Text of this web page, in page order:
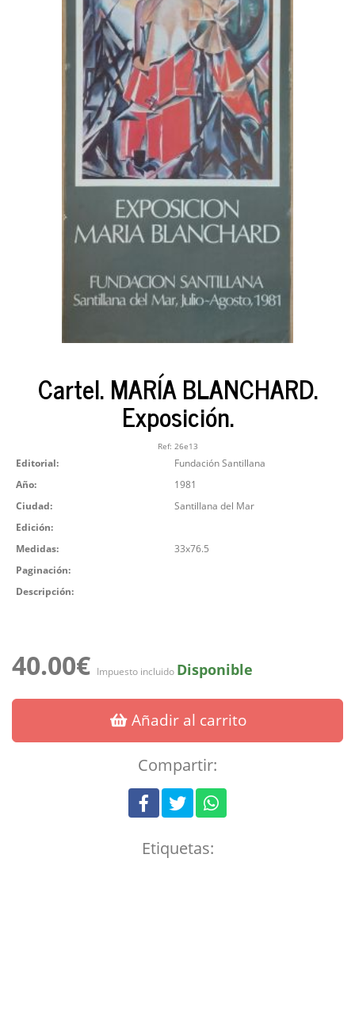
Cartel. MARÍA BLANCHARD.
Exposición.
Ref: 26e13
Editorial:
Fundación Santillana
Año:
1981
Ciudad:
Santillana del Mar
Edición:
Medidas:
33x76.5
Paginación:
Descripción:
40.00€ Impuesto incluido Disponible
Añadir al carrito
Compartir:
Etiquetas: